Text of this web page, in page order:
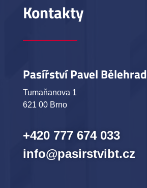
Kontakty
Pasířství Pavel Bělehrad
Tumaňanova 1
621 00 Brno
+420 777 674 033
info@pasirstvibt.cz